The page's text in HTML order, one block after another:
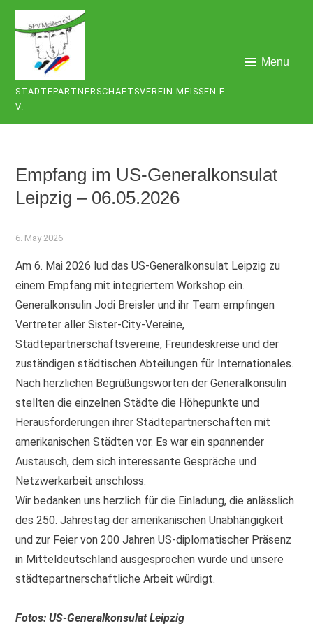
Skip
content
STÄDTEPARTNERSCHAFTSVEREIN MEISSEN E. V
.
Menu
Empfang im US-Generalkonsulat
Leipzig – 06.05.2026
6. May 2026
Am 6. Mai 2026 lud das US-Generalkonsulat Leipzig zu
einem Empfang mit integriertem Workshop ein.
Generalkonsulin Jodi Breisler und ihr Team empfingen
Vertreter aller Sister-City-Vereine,
Städtepartnerschaftsvereine, Freundeskreise und der
zuständigen städtischen Abteilungen für Internationales.
Nach herzlichen Begrüßungsworten der Generalkonsulin
stellten die einzelnen Städte die Höhepunkte und
Herausforderungen ihrer Städtepartnerschaften mit
amerikanischen Städten vor. Es war ein spannender
Austausch, dem sich interessante Gespräche und
Netzwerkarbeit anschloss.
Wir bedanken uns herzlich für die Einladung, die anlässlich
des 250. Jahrestag der amerikanischen Unabhängigkeit
und zur Feier von 200 Jahren US-diplomatischer Präsenz
in Mitteldeutschland ausgesprochen wurde und unsere
städtepartnerschaftliche Arbeit würdigt.
Fotos: US-Generalkonsulat Leipzig